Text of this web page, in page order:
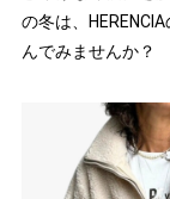
の冬は、
んでみませんか？